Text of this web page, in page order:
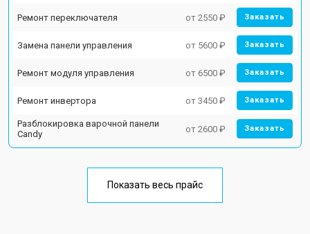
Ремонт переключателя от 2550 ₽ Заказать
Замена панели управления от 5600 ₽ Заказать
Ремонт модуля управления от 6500 ₽ Заказать
Ремонт инвертора от 3450 ₽ Заказать
Разблокировка варочной панели
Candy
от 2600 ₽ Заказать
Показать весь прайс